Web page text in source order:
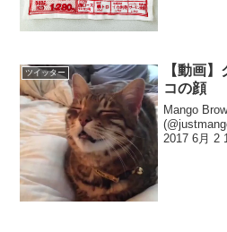
ツイッター
【動画
コの顔
Mango
2017 6月 2